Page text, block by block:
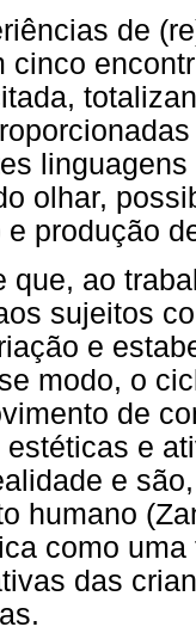
de
cinco
olhar,
e produção
que, ao
sujeitos
e
modo, o
de
e
e
humano
como
das